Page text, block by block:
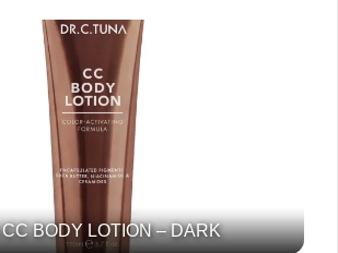
BODY LOTION – DARK